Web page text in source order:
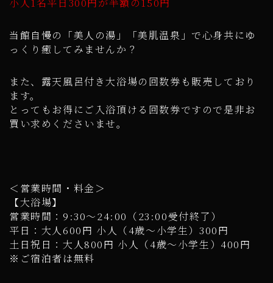
小人1名平日300円が半額の150円
当館自慢の「美人の湯」「美肌温泉」で心身共にゆ
っくり癒してみませんか？
また、露天風呂付き大浴場の回数券も販売しており
ます。
とってもお得にご入浴頂ける回数券ですので是非お
買い求めくださいませ。
＜営業時間・料金＞
【大浴場】
営業時間：9:30～24:00（23:00受付終了）
平日：大人600円 小人（4歳～小学生）300円
土日祝日：大人800円 小人（4歳～小学生）400円
※ご宿泊者は無料